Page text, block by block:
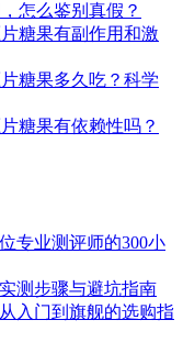
怎么鉴别真假？
糖果有副作用和激
糖果多久吃？科学
糖果有依赖性吗？
专业测评师的300小
测步骤与避坑指南
入门到旗舰的选购指